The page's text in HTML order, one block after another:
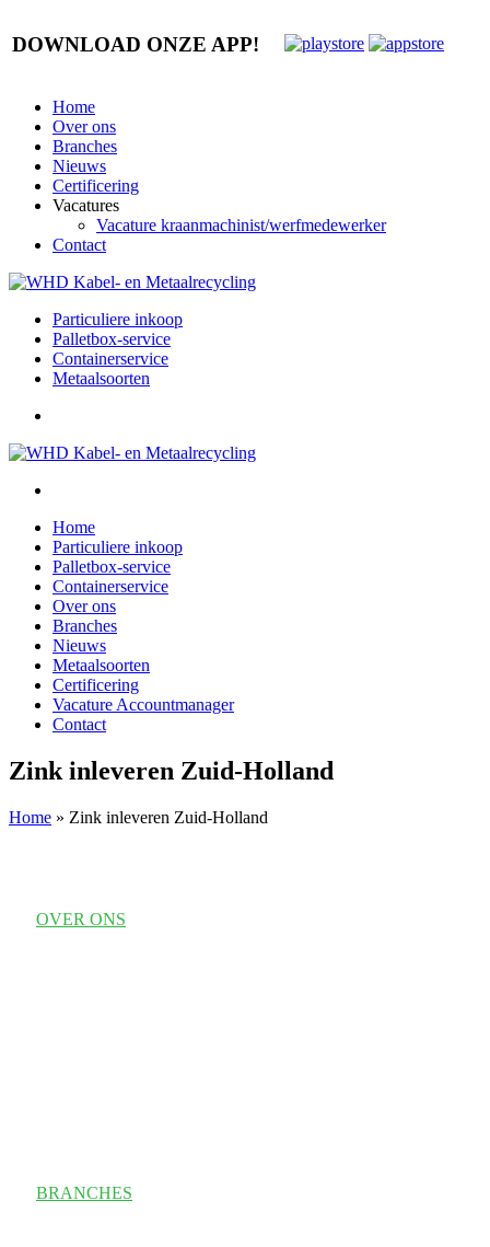
DOWNLOAD ONZE APP!
Home
Over ons
Branches
Nieuws
Certificering
Vacatures
Vacature kraanmachinist/werfmedewerker
Contact
Particuliere inkoop
Palletbox-service
Containerservice
Metaalsoorten
Home
Particuliere inkoop
Palletbox-service
Containerservice
Over ons
Branches
Nieuws
Metaalsoorten
Certificering
Vacature Accountmanager
Contact
Zink inleveren Zuid-Holland
Home » Zink inleveren Zuid-Holland
OVER ONS
BRANCHES